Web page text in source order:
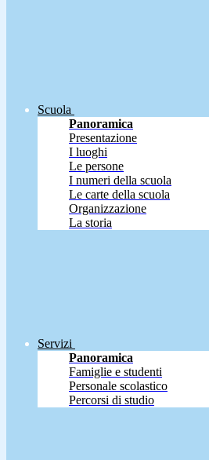
Scuola
Panoramica
Presentazione
I luoghi
Le persone
I numeri della scuola
Le carte della scuola
Organizzazione
La storia
Servizi
Panoramica
Famiglie e studenti
Personale scolastico
Percorsi di studio